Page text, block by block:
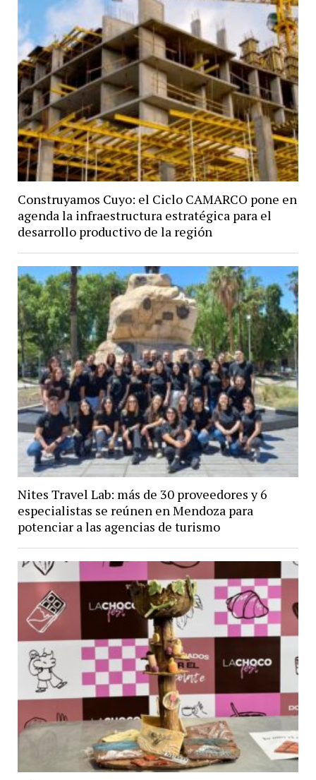
Construyamos Cuyo: el Ciclo CAMARCO pone en
agenda la infraestructura estratégica para el
desarrollo productivo de la región
Nites Travel Lab: más de 30 proveedores y 6
especialistas se reúnen en Mendoza para
potenciar a las agencias de turismo